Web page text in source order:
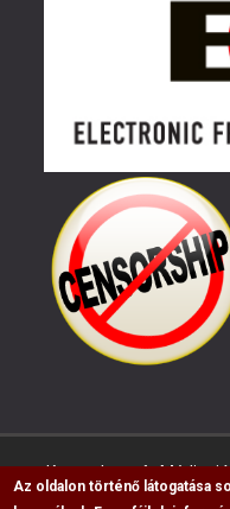
Kapcsolat
Az oldalon történő látogatása